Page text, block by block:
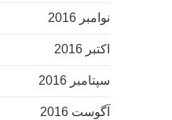
نوامبر 2016
اکتبر 2016
سپتامبر 2016
آگوست 2016